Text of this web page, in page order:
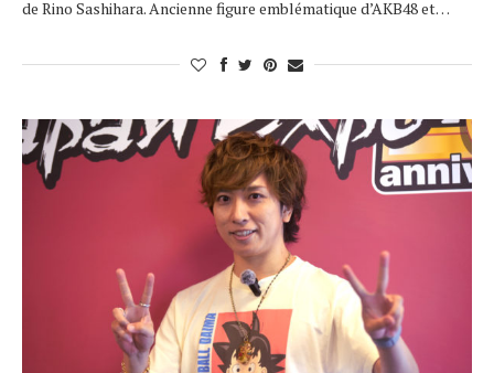
de Rino Sashihara. Ancienne figure emblématique d’AKB48 et…